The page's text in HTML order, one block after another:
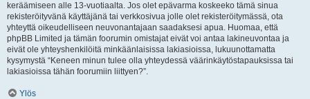
keräämiseen alle 13-vuotiaalta. Jos olet epävarma koskeeko tämä sinua
rekisteröityvänä käyttäjänä tai verkkosivua jolle olet rekisteröitymässä, ota
yhteyttä oikeudelliseen neuvonantajaan saadaksesi apua. Huomaa, että
phpBB Limited ja tämän foorumin omistajat eivät voi antaa lakineuvontaa ja
eivät ole yhteyshenkilöitä minkäänlaisissa lakiasioissa, lukuunottamatta
kysymystä “Keneen minun tulee olla yhteydessä väärinkäytöstapauksissa tai
lakiasioissa tähän foorumiin liittyen?”.
Ylös